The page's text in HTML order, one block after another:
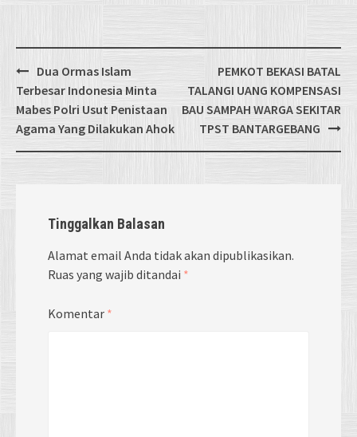
Post
navigation
Dua Ormas Islam
Terbesar Indonesia Minta
Mabes Polri Usut Penistaan
Agama Yang Dilakukan Ahok
PEMKOT BEKASI BATAL
TALANGI UANG KOMPENSASI
BAU SAMPAH WARGA SEKITAR
TPST BANTARGEBANG
Tinggalkan Balasan
Alamat email Anda tidak akan dipublikasikan.
Ruas yang wajib ditandai *
Komentar *